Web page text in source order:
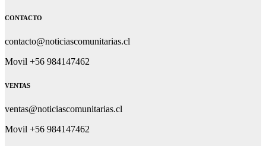
CONTACTO
contacto@noticiascomunitarias.cl
Movil +56 984147462
VENTAS
ventas@noticiascomunitarias.cl
Movil +56 984147462